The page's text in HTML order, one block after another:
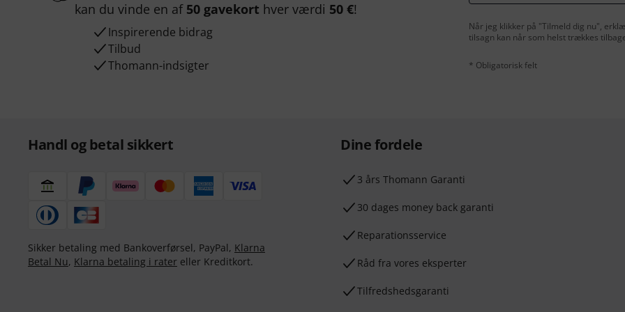
kan du vinde en af 50 gavekort hver værdi 50 €!
Inspirerende bidrag
Tilbud
Thomann-indsigter
Når jeg klikker på "Tilmeld dig nu",
tilsagn kan når som helst trækkes
* Obligatorisk felt
Handl og betal sikkert
Sikker betaling med Bankoverførsel, PayPal, Klarna
Betal Nu, Klarna betaling i rater eller Kreditkort.
Dine fordele
3 års Thomann Garanti
30 dages money back garanti
Reparationsservice
Råd fra vores eksperter
Tilfredshedsgaranti